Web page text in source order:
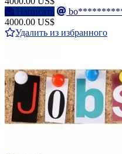
Написать
4000.00 US$
Удалить из избранного